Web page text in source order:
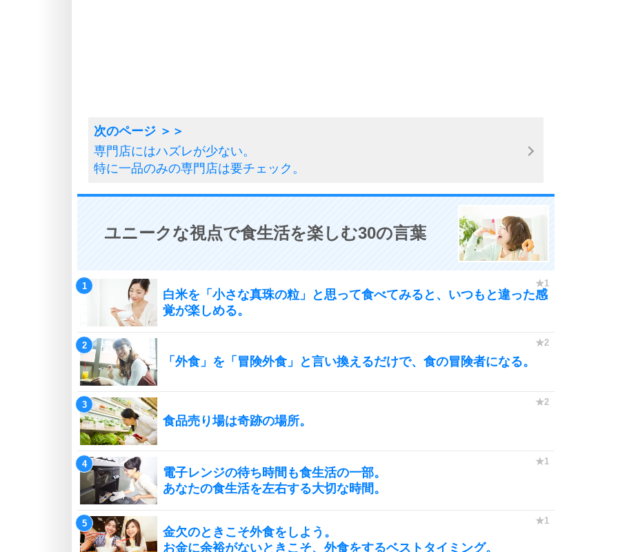
専門店にはハズレが少ない。
特に一品のみの専門店は要チェック。
ユニークな視点で食生活を楽しむ30の言葉
白米を「小さな真珠の粒」と思って食べてみると、いつもと違った感
覚が楽しめる。
「外食」を「冒険外食」と言い換えるだけで、食の冒険者になる。
食品売り場は奇跡の場所。
電子レンジの待ち時間も食生活の一部。
あなたの食生活を左右する大切な時間。
金欠のときこそ外食をしよう。
お金に余裕がないときこそ、外食をするベストタイミング。